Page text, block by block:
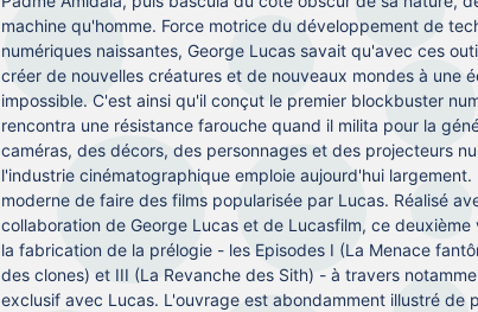
machine qu'homme. Force motrice du développement de
numériques naissantes, George Lucas savait qu'avec ces
créer de nouvelles créatures et de nouveaux mondes à une
impossible. C'est ainsi qu'il conçut le premier blockbuster
rencontra une résistance farouche quand il milita pour la
caméras, des décors, des personnages et des projecteurs
l'industrie cinématographique emploie aujourd'hui largement.
moderne de faire des films popularisée par Lucas. Réalisé
collaboration de George Lucas et de Lucasfilm, ce deuxième
la fabrication de la prélogie - les Episodes I (La Menace
des clones) et III (La Revanche des Sith) - à travers
exclusif avec Lucas. L'ouvrage est abondamment illustré de